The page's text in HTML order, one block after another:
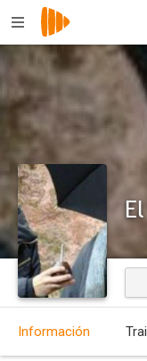
Información